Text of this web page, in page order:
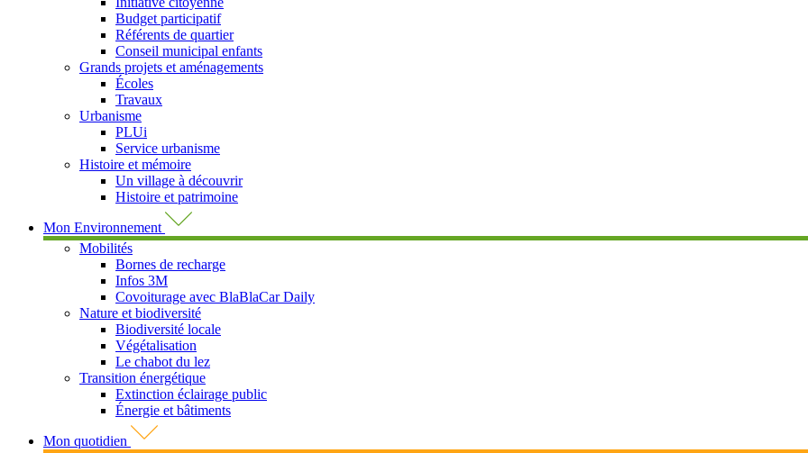
Budget participatif
Référents de quartier
Conseil municipal enfants
Grands projets et aménagements
Écoles
Travaux
Urbanisme
PLUi
Service urbanisme
Histoire et mémoire
Un village à découvrir
Histoire et patrimoine
Mon Environnement
Mobilités
Bornes de recharge
Infos 3M
Covoiturage avec BlaBlaCar Daily
Nature et biodiversité
Biodiversité locale
Végétalisation
Le chabot du lez
Transition énergétique
Extinction éclairage public
Énergie et bâtiments
Mon quotidien